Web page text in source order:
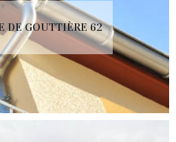
DE GOUTTIÈRE 62